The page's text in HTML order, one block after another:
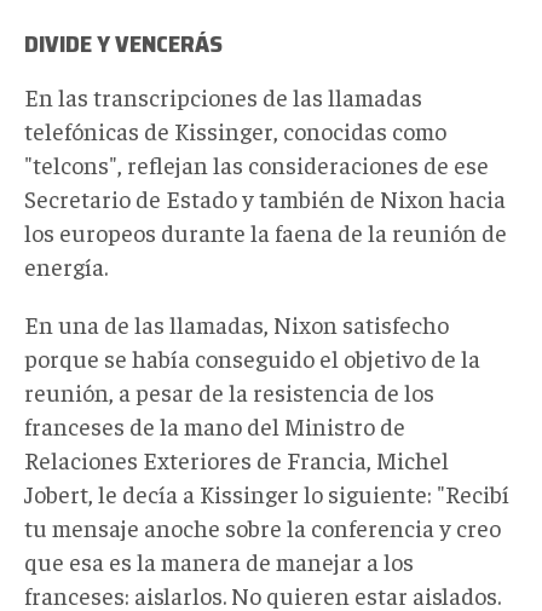
DIVIDE Y VENCERÁS
En las transcripciones de las llamadas
telefónicas de Kissinger, conocidas como
"telcons", reflejan las consideraciones de ese
Secretario de Estado y también de Nixon hacia
los europeos durante la faena de la reunión de
energía.
En una de las llamadas, Nixon satisfecho
porque se había conseguido el objetivo de la
reunión, a pesar de la resistencia de los
franceses de la mano del Ministro de
Relaciones Exteriores de Francia, Michel
Jobert, le decía a Kissinger lo siguiente: "Recibí
tu mensaje anoche sobre la conferencia y creo
que esa es la manera de manejar a los
franceses: aislarlos. No quieren estar aislados.